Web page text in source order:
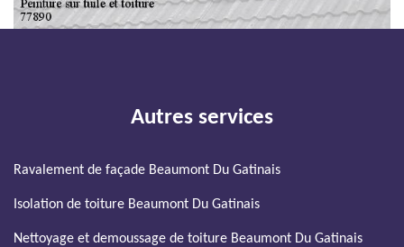
Autres services
Ravalement de façade Beaumont Du Gatinais
Isolation de toiture Beaumont Du Gatinais
Nettoyage et demoussage de toiture Beaumont Du Gatinais